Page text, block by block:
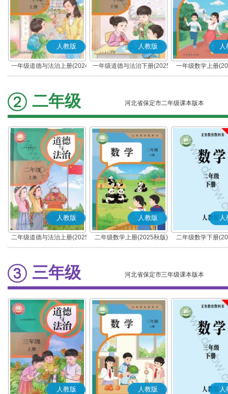
人教版
一年级道德与法治上册(2024
秋版)(部编版)
人教版
一年级道德与法治下册(2025
春版)(部编版)
人
一年级数学上册
二年级 河北省保定市二年级课本版本
人教版
二年级道德与法治上册(2025
秋版)(部编版)
人教版
二年级数学上册(2025秋版)
人
二年级数学下册
三年级 河北省保定市三年级课本版本
人教版 人教版 人